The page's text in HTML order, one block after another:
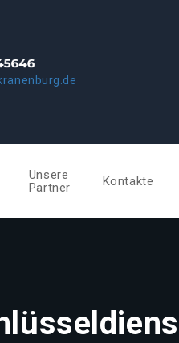
Unsere
Partner
Kontakte